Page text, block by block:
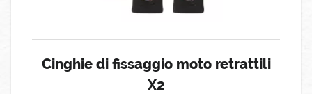
Cinghie di fissaggio moto retrattili
X2